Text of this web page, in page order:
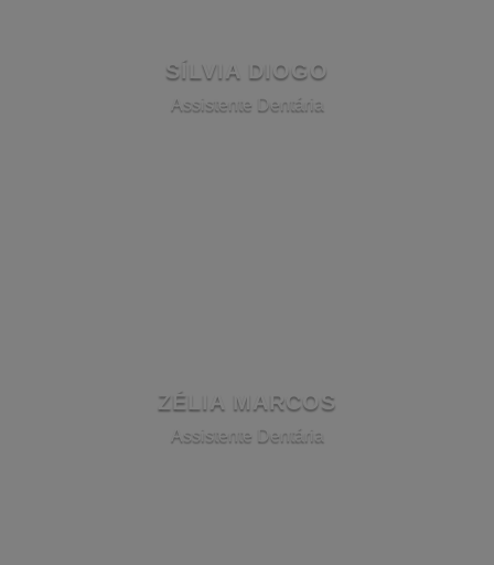
SÍLVIA DIOGO
​Assistente Dentária
ZÉLIA MARCOS
​Assistente Dentária